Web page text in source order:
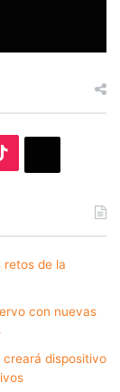
retos de la
con nuevas
dispositivo